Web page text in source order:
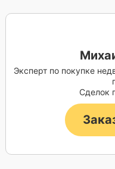
Эксперт по покупке
Сделок